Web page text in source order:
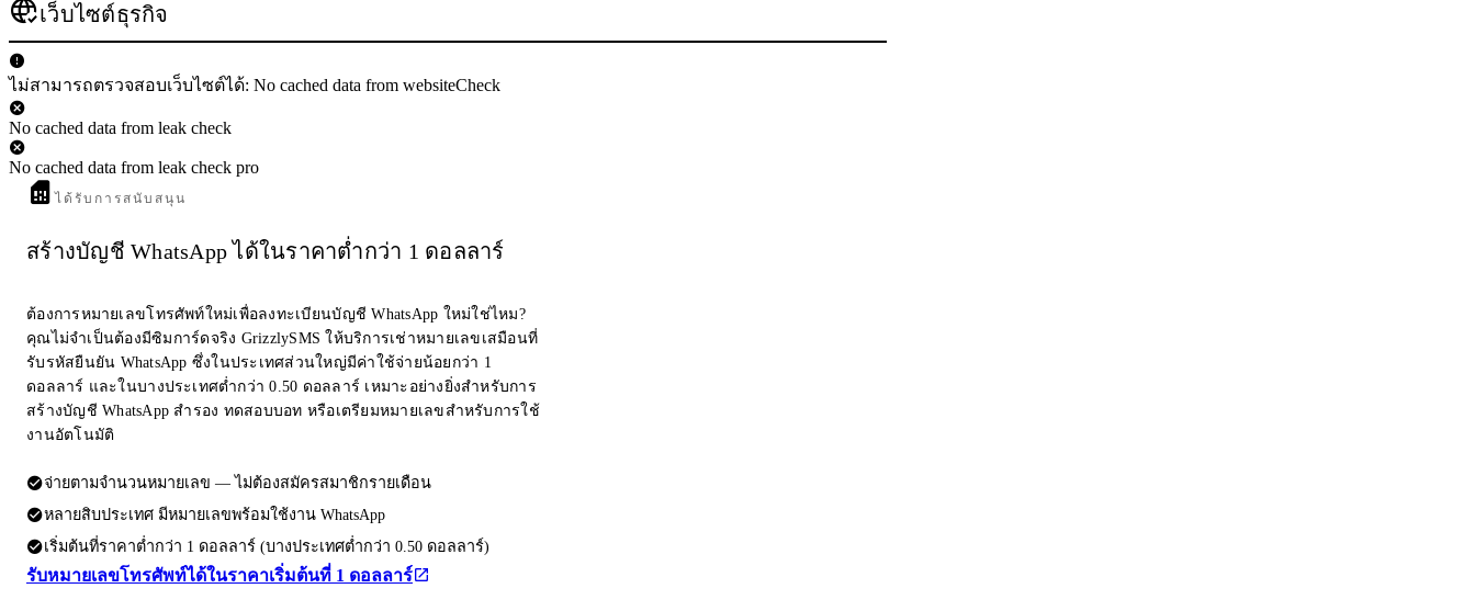
เว็บไซต์ธุรกิจ
ไม่สามารถตรวจสอบเว็บไซต์ได้: No cached data from websiteCheck
No cached data from leak check
No cached data from leak check pro
ได้รับการสนับสนุน
สร้างบัญชี WhatsApp ได้ในราคาต่ำกว่า 1 ดอลลาร์
ต้องการหมายเลขโทรศัพท์ใหม่เพื่อลงทะเบียนบัญชี WhatsApp ใหม่ใช่ไหม?
คุณไม่จำเป็นต้องมีซิมการ์ดจริง GrizzlySMS ให้บริการเช่าหมายเลขเสมือนที่
รับรหัสยืนยัน WhatsApp ซึ่งในประเทศส่วนใหญ่มีค่าใช้จ่ายน้อยกว่า 1
ดอลลาร์ และในบางประเทศต่ำกว่า 0.50 ดอลลาร์ เหมาะอย่างยิ่งสำหรับการ
สร้างบัญชี WhatsApp สำรอง ทดสอบบอท หรือเตรียมหมายเลขสำหรับการใช้
งานอัตโนมัติ
จ่ายตามจำนวนหมายเลข — ไม่ต้องสมัครสมาชิกรายเดือน
หลายสิบประเทศ มีหมายเลขพร้อมใช้งาน WhatsApp
เริ่มต้นที่ราคาต่ำกว่า 1 ดอลลาร์ (บางประเทศต่ำกว่า 0.50 ดอลลาร์)
รับหมายเลขโทรศัพท์ได้ในราคาเริ่มต้นที่ 1 ดอลลาร์